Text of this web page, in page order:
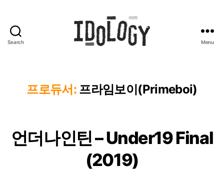
Search Menu
프로듀서: 프라임보이(Primeboi)
언더나인틴 – Under19 Final
(2019)